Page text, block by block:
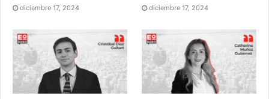
diciembre 17, 2024 diciembre 17, 2024